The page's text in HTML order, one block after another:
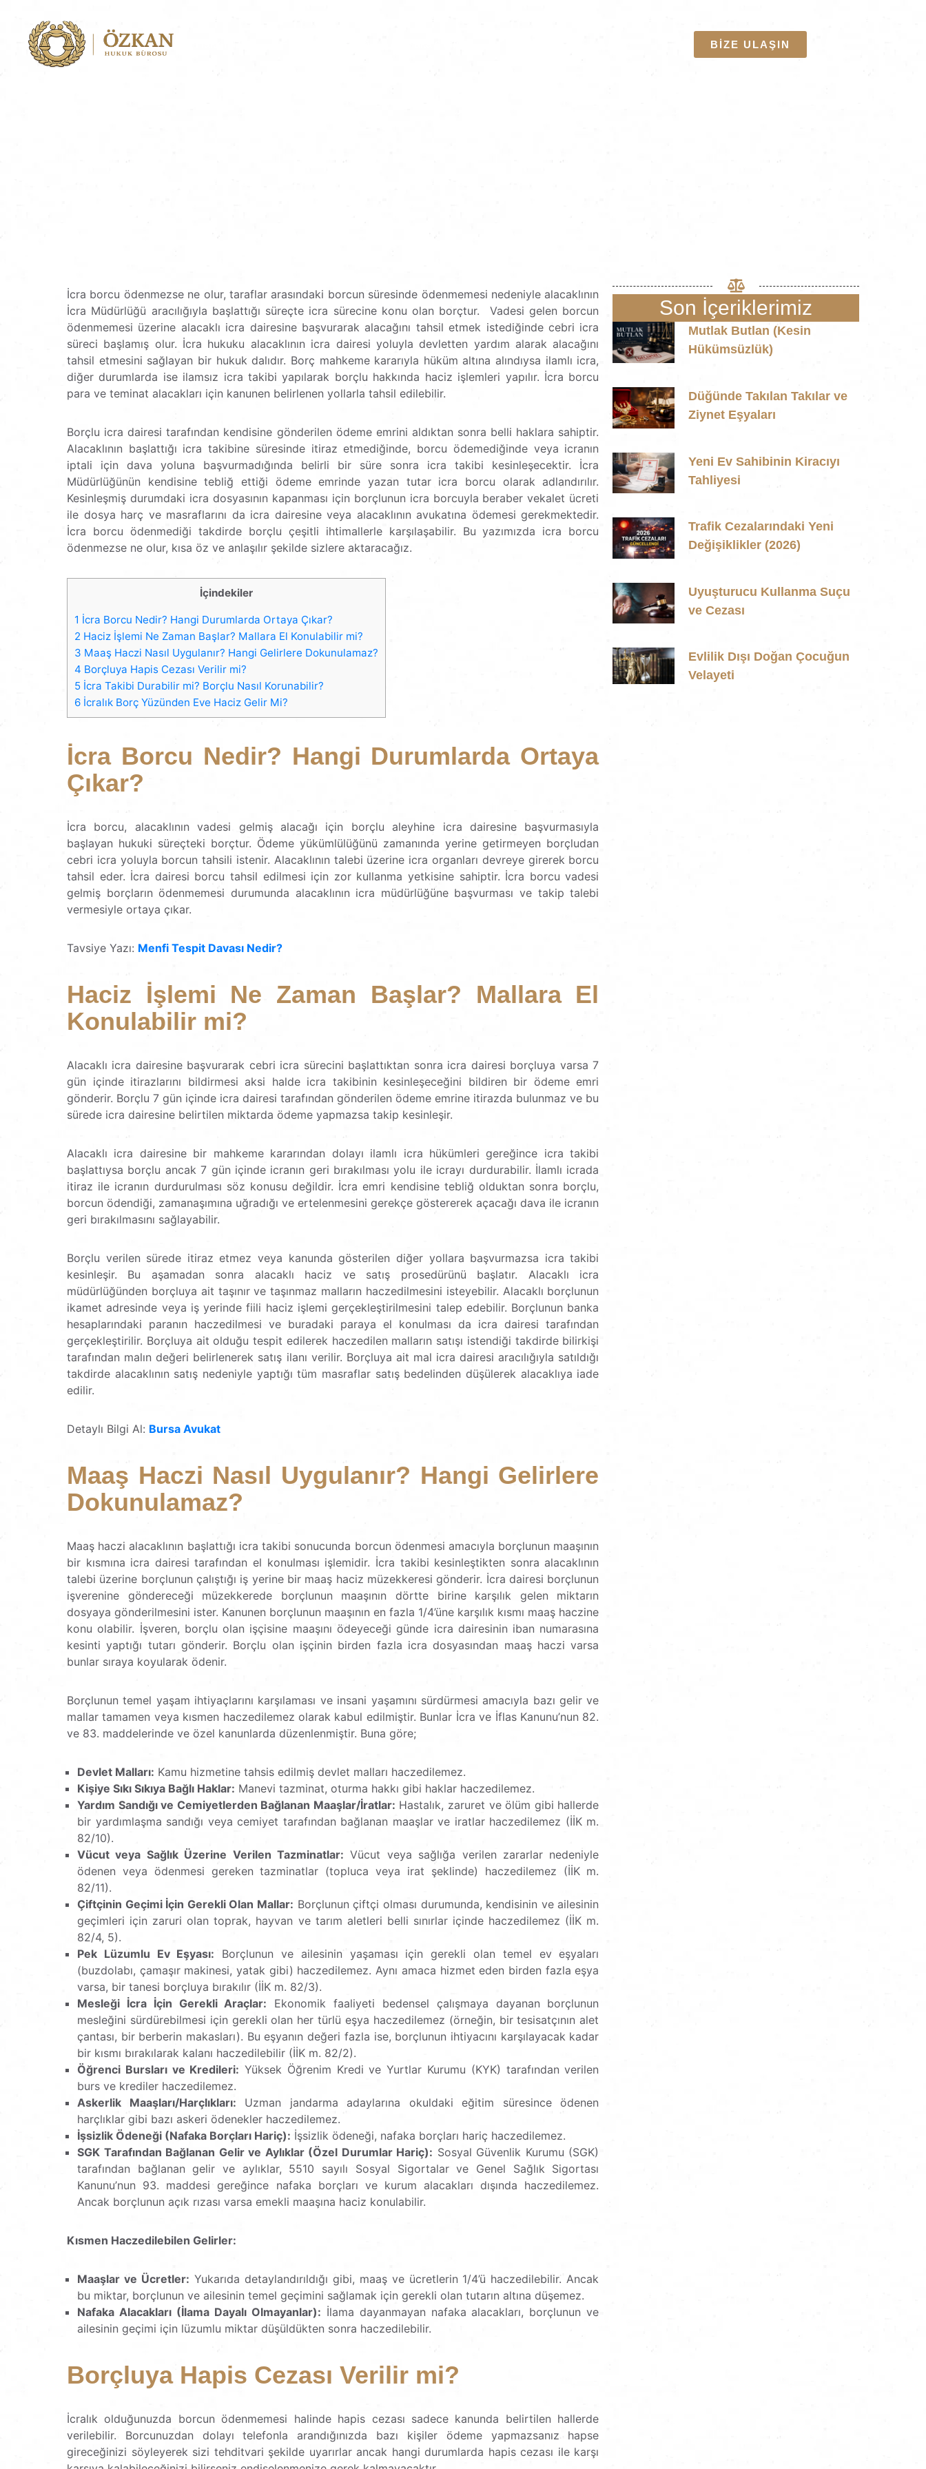
BİZE ULAŞIN
İcra borcu ödenmezse ne olur, taraflar arasındaki borcun süresinde ödenmemesi nedeniyle alacaklının
İcra Müdürlüğü aracılığıyla başlattığı süreçte icra sürecine konu olan borçtur.
Vadesi gelen borcun
ödenmemesi üzerine alacaklı icra dairesine başvurarak alacağını tahsil etmek istediğinde cebri icra
süreci başlamış olur. İcra hukuku alacaklının icra dairesi yoluyla devletten yardım alarak alacağını
tahsil etmesini sağlayan bir hukuk dalıdır. Borç mahkeme kararıyla hüküm altına alındıysa ilamlı icra,
diğer durumlarda ise ilamsız icra takibi yapılarak borçlu hakkında haciz işlemleri yapılır. İcra borcu
para ve teminat alacakları için kanunen belirlenen yollarla tahsil edilebilir.
Borçlu icra dairesi tarafından kendisine gönderilen ödeme emrini aldıktan sonra belli haklara sahiptir.
Alacaklının başlattığı icra takibine süresinde itiraz etmediğinde, borcu ödemediğinde veya icranın
iptali için dava yoluna başvurmadığında belirli bir süre sonra icra takibi kesinleşecektir. İcra
Müdürlüğünün kendisine tebliğ ettiği ödeme emrinde yazan tutar icra borcu olarak adlandırılır.
Kesinleşmiş durumdaki icra dosyasının kapanması için borçlunun icra borcuyla beraber vekalet ücreti
ile dosya harç ve masraflarını da icra dairesine veya alacaklının avukatına ödemesi gerekmektedir.
İcra borcu ödenmediği takdirde borçlu çeşitli ihtimallerle karşılaşabilir. Bu yazımızda icra borcu
ödenmezse ne olur, kısa öz ve anlaşılır şekilde sizlere aktaracağız.
İçindekiler
1 İcra Borcu Nedir? Hangi Durumlarda Ortaya Çıkar?
2 Haciz İşlemi Ne Zaman Başlar? Mallara El Konulabilir mi?
3 Maaş Haczi Nasıl Uygulanır? Hangi Gelirlere Dokunulamaz?
4 Borçluya Hapis Cezası Verilir mi?
5 İcra Takibi Durabilir mi? Borçlu Nasıl Korunabilir?
6 İcralık Borç Yüzünden Eve Haciz Gelir Mi?
İcra Borcu Nedir? Hangi Durumlarda Ortaya
Çıkar?
İcra borcu, alacaklının vadesi gelmiş alacağı için borçlu aleyhine icra dairesine başvurmasıyla
başlayan hukuki süreçteki borçtur. Ödeme yükümlülüğünü zamanında yerine getirmeyen borçludan
cebri icra yoluyla borcun tahsili istenir. Alacaklının talebi üzerine icra organları devreye girerek borcu
tahsil eder. İcra dairesi borcu tahsil edilmesi için zor kullanma yetkisine sahiptir. İcra borcu vadesi
gelmiş borçların ödenmemesi durumunda alacaklının icra müdürlüğüne başvurması ve takip talebi
vermesiyle ortaya çıkar.
Tavsiye Yazı: Menfi Tespit Davası Nedir?
Haciz İşlemi Ne Zaman Başlar? Mallara El
Konulabilir mi?
Alacaklı icra dairesine başvurarak cebri icra sürecini başlattıktan sonra icra dairesi borçluya varsa 7
gün içinde itirazlarını bildirmesi aksi halde icra takibinin kesinleşeceğini bildiren bir ödeme emri
gönderir. Borçlu 7 gün içinde icra dairesi tarafından gönderilen ödeme emrine itirazda bulunmaz ve bu
sürede icra dairesine belirtilen miktarda ödeme yapmazsa takip kesinleşir.
Alacaklı icra dairesine bir mahkeme kararından dolayı ilamlı icra hükümleri gereğince icra takibi
başlattıysa borçlu ancak 7 gün içinde icranın geri bırakılması yolu ile icrayı durdurabilir. İlamlı icrada
itiraz ile icranın durdurulması söz konusu değildir. İcra emri kendisine tebliğ olduktan sonra borçlu,
borcun ödendiği, zamanaşımına uğradığı ve ertelenmesini gerekçe göstererek açacağı dava ile icranın
geri bırakılmasını sağlayabilir.
Borçlu verilen sürede itiraz etmez veya kanunda gösterilen diğer yollara başvurmazsa icra takibi
kesinleşir. Bu aşamadan sonra alacaklı haciz ve satış prosedürünü başlatır. Alacaklı icra
müdürlüğünden borçluya ait taşınır ve taşınmaz malların haczedilmesini isteyebilir. Alacaklı borçlunun
ikamet adresinde veya iş yerinde fiili haciz işlemi gerçekleştirilmesini talep edebilir. Borçlunun banka
hesaplarındaki paranın haczedilmesi ve buradaki paraya el konulması da icra dairesi tarafından
gerçekleştirilir. Borçluya ait olduğu tespit edilerek haczedilen malların satışı istendiği takdirde bilirkişi
tarafından malın değeri belirlenerek satış ilanı verilir. Borçluya ait mal icra dairesi aracılığıyla satıldığı
takdirde alacaklının satış nedeniyle yaptığı tüm masraflar satış bedelinden düşülerek alacaklıya iade
edilir.
Detaylı Bilgi Al: Bursa Avukat
Maaş Haczi Nasıl Uygulanır? Hangi Gelirlere
Dokunulamaz?
Maaş haczi alacaklının başlattığı icra takibi sonucunda borcun ödenmesi amacıyla borçlunun maaşının
bir kısmına icra dairesi tarafından el konulması işlemidir. İcra takibi kesinleştikten sonra alacaklının
talebi üzerine borçlunun çalıştığı iş yerine bir maaş haciz müzekkeresi gönderir. İcra dairesi borçlunun
işverenine göndereceği müzekkerede borçlunun maaşının dörtte birine karşılık gelen miktarın
dosyaya gönderilmesini ister. Kanunen borçlunun maaşının en fazla 1/4’üne karşılık kısmı maaş haczine
konu olabilir. İşveren, borçlu olan işçisine maaşını ödeyeceği günde icra dairesinin iban numarasına
kesinti yaptığı tutarı gönderir. Borçlu olan işçinin birden fazla icra dosyasından maaş haczi varsa
bunlar sıraya koyularak ödenir.
Borçlunun temel yaşam ihtiyaçlarını karşılaması ve insani yaşamını sürdürmesi amacıyla bazı gelir ve
mallar tamamen veya kısmen haczedilemez olarak kabul edilmiştir. Bunlar İcra ve İflas Kanunu’nun 82.
ve 83. maddelerinde ve özel kanunlarda düzenlenmiştir. Buna göre;
Devlet Malları: Kamu hizmetine tahsis edilmiş devlet malları haczedilemez.
Kişiye Sıkı Sıkıya Bağlı Haklar: Manevi tazminat, oturma hakkı gibi haklar haczedilemez.
Yardım Sandığı ve Cemiyetlerden Bağlanan Maaşlar/İratlar: Hastalık, zaruret ve ölüm gibi hallerde
bir yardımlaşma sandığı veya cemiyet tarafından bağlanan maaşlar ve iratlar haczedilemez (İİK m.
82/10).
Vücut veya Sağlık Üzerine Verilen Tazminatlar: Vücut veya sağlığa verilen zararlar nedeniyle
ödenen veya ödenmesi gereken tazminatlar (topluca veya irat şeklinde) haczedilemez (İİK m.
82/11).
Çiftçinin Geçimi İçin Gerekli Olan Mallar: Borçlunun çiftçi olması durumunda, kendisinin ve ailesinin
geçimleri için zaruri olan toprak, hayvan ve tarım aletleri belli sınırlar içinde haczedilemez (İİK m.
82/4, 5).
Pek Lüzumlu Ev Eşyası: Borçlunun ve ailesinin yaşaması için gerekli olan temel ev eşyaları
(buzdolabı, çamaşır makinesi, yatak gibi) haczedilemez. Aynı amaca hizmet eden birden fazla eşya
varsa, bir tanesi borçluya bırakılır (İİK m. 82/3).
Mesleği İcra İçin Gerekli Araçlar: Ekonomik faaliyeti bedensel çalışmaya dayanan borçlunun
mesleğini sürdürebilmesi için gerekli olan her türlü eşya haczedilemez (örneğin, bir tesisatçının alet
çantası, bir berberin makasları). Bu eşyanın değeri fazla ise, borçlunun ihtiyacını karşılayacak kadar
bir kısmı bırakılarak kalanı haczedilebilir (İİK m. 82/2).
Öğrenci Bursları ve Kredileri: Yüksek Öğrenim Kredi ve Yurtlar Kurumu (KYK) tarafından verilen
burs ve krediler haczedilemez.
Askerlik Maaşları/Harçlıkları: Uzman jandarma adaylarına okuldaki eğitim süresince ödenen
harçlıklar gibi bazı askeri ödenekler haczedilemez.
İşsizlik Ödeneği (Nafaka Borçları Hariç): İşsizlik ödeneği, nafaka borçları hariç haczedilemez.
SGK Tarafından Bağlanan Gelir ve Aylıklar (Özel Durumlar Hariç): Sosyal Güvenlik Kurumu (SGK)
tarafından bağlanan gelir ve aylıklar, 5510 sayılı Sosyal Sigortalar ve Genel Sağlık Sigortası
Kanunu’nun 93. maddesi gereğince nafaka borçları ve kurum alacakları dışında haczedilemez.
Ancak borçlunun açık rızası varsa emekli maaşına haciz konulabilir.
Kısmen Haczedilebilen Gelirler:
Maaşlar ve Ücretler: Yukarıda detaylandırıldığı gibi, maaş ve ücretlerin 1/4’ü haczedilebilir. Ancak
bu miktar, borçlunun ve ailesinin temel geçimini sağlamak için gerekli olan tutarın altına düşemez.
Nafaka Alacakları (İlama Dayalı Olmayanlar): İlama dayanmayan nafaka alacakları, borçlunun ve
ailesinin geçimi için lüzumlu miktar düşüldükten sonra haczedilebilir.
Borçluya Hapis Cezası Verilir mi?
İcralık olduğunuzda borcun ödenmemesi halinde hapis cezası sadece kanunda belirtilen hallerde
verilebilir. Borcunuzdan dolayı telefonla arandığınızda bazı kişiler ödeme yapmazsanız hapse
gireceğinizi söyleyerek sizi tehditvari şekilde uyarırlar ancak hangi durumlarda hapis cezası ile karşı
Son İçeriklerimiz
Mutlak Butlan (Kesin
Hükümsüzlük)
Düğünde Takılan Takılar ve
Ziynet Eşyaları
Yeni Ev Sahibinin Kiracıyı
Tahliyesi
Trafik Cezalarındaki Yeni
Değişiklikler (2026)
Uyuşturucu Kullanma Suçu
ve Cezası
Evlilik Dışı Doğan Çocuğun
Velayeti